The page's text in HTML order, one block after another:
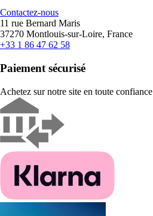
Contactez-nous
11 rue Bernard Maris
37270 Montlouis-sur-Loire, France
+33 1 86 47 62 58
Paiement sécurisé
Achetez sur notre site en toute confiance